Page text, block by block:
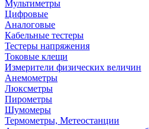
Мультиметры
Цифровые
Аналоговые
Кабельные тестеры
Тестеры напряжения
Токовые клещи
Измерители физических величин
Анемометры
Люксметры
Пирометры
Шумомеры
Термометры, Метеостанции